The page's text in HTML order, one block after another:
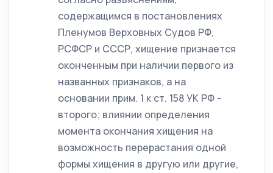
содержащимся в постановлениях
Пленумов Верховных Судов РФ,
РСФСР и СССР, хищение признается
оконченным при наличии первого из
названных признаков, а на
основании прим. 1 к ст. 158 УК РФ -
второго; влиянии определения
момента окончания хищения на
возможность перерастания одной
формы хищения в другую или другие,